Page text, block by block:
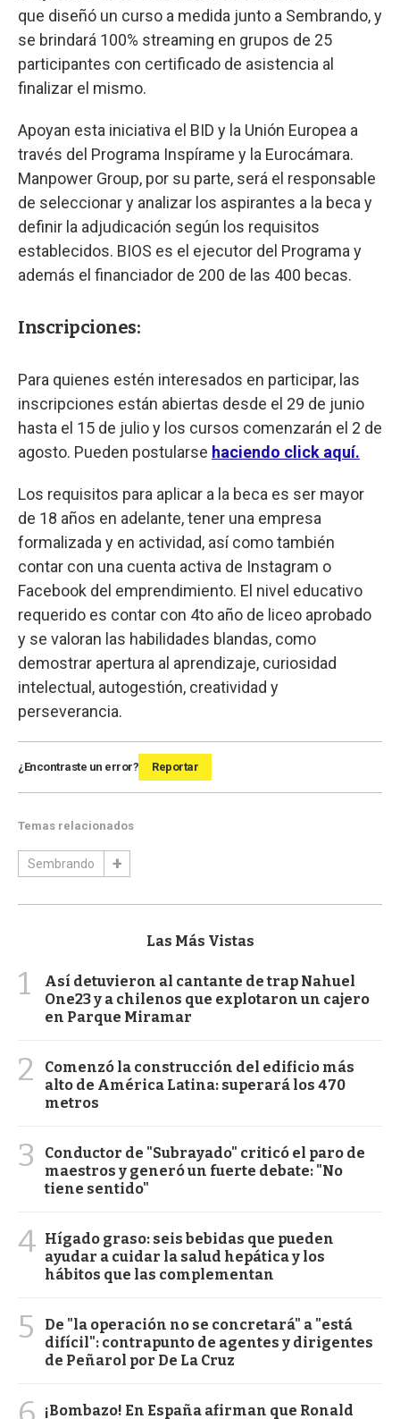
que diseñó un curso a medida junto a Sembrando, y
se brindará 100% streaming en grupos de 25
participantes con certificado de asistencia al
finalizar el mismo.
Apoyan esta iniciativa el BID y la Unión Europea a
través del Programa Inspírame y la Eurocámara.
Manpower Group, por su parte, será el responsable
de seleccionar y analizar los aspirantes a la beca y
definir la adjudicación según los requisitos
establecidos. BIOS es el ejecutor del Programa y
además el financiador de 200 de las 400 becas.
Inscripciones:
Para quienes estén interesados en participar, las
inscripciones están abiertas desde el 29 de junio
hasta el 15 de julio y los cursos comenzarán el 2 de
agosto. Pueden postularse haciendo click aquí.
Los requisitos para aplicar a la beca es ser mayor
de 18 años en adelante, tener una empresa
formalizada y en actividad, así como también
contar con una cuenta activa de Instagram o
Facebook del emprendimiento. El nivel educativo
requerido es contar con 4to año de liceo aprobado
y se valoran las habilidades blandas, como
demostrar apertura al aprendizaje, curiosidad
intelectual, autogestión, creatividad y
perseverancia.
¿Encontraste un error? Reportar
Temas relacionados
Sembrando
Las Más Vistas
1
Así detuvieron al cantante de trap Nahuel
One23 y a chilenos que explotaron un cajero
en Parque Miramar
2
Comenzó la construcción del edificio más
alto de América Latina: superará los 470
metros
3
Conductor de "Subrayado" criticó el paro de
maestros y generó un fuerte debate: "No
tiene sentido"
4 Hígado graso: seis bebidas que pueden
ayudar a cuidar la salud hepática y los
hábitos que las complementan
5
De "la operación no se concretará" a "está
difícil": contrapunto de agentes y dirigentes
de Peñarol por De La Cruz
¡Bombazo! En España afirman que Ronald